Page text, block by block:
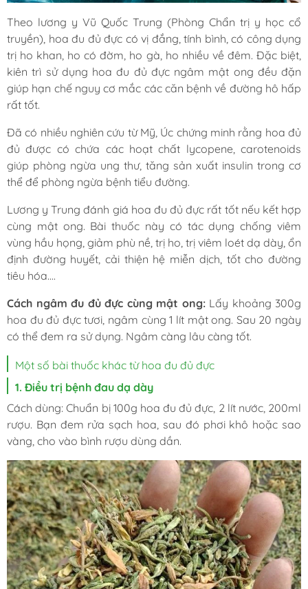
Theo lương y Vũ Quốc Trung (Phòng Chẩn trị y học cổ
truyền), hoa đu đủ đực có vị đắng, tính bình, có công dụng
trị ho khan, ho có đờm, ho gà, ho nhiều về đêm. Đặc biệt,
kiên trì sử dụng hoa đu đủ đực ngâm mật ong đều đặn
giúp hạn chế nguy cơ mắc các căn bệnh về đường hô hấp
rất tốt.
Đã có nhiều nghiên cứu từ Mỹ, Úc chứng minh rằng hoa đủ
đủ được có chứa các hoạt chất lycopene, carotenoids
giúp phòng ngừa ung thư, tăng sản xuất insulin trong cơ
thể để phòng ngừa bệnh tiểu đường.
Lương y Trung đánh giá hoa đu đủ đực rất tốt nếu kết hợp
cùng mật ong. Bài thuốc này có tác dụng chống viêm
vùng hầu họng, giảm phù nề, trị ho, trị viêm loét dạ dày, ổn
định đường huyết, cải thiện hệ miễn dịch, tốt cho đường
tiêu hóa....
Cách ngâm đu đủ đực cùng mật ong:Lấy khoảng 300g
hoa đu đủ đực tươi, ngâm cùng 1 lít mật ong. Sau 20 ngày
có thể đem ra sử dụng. Ngâm càng lâu càng tốt.
Một số bài thuốc khác từ hoa đu đủ đực
1. Điều trị bệnh đau dạ dày
Cách dùng: Chuẩn bị 100g hoa đu đủ đực, 2 lít nước, 200ml
rượu. Bạn đem rửa sạch hoa, sau đó phơi khô hoặc sao
vàng, cho vào bình rượu dùng dần.